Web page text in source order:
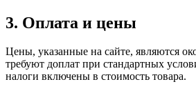
3. Оплата и цены
Цены, указанные на сайте, являются
требуют доплат при стандартных
налоги включены в стоимость товара.